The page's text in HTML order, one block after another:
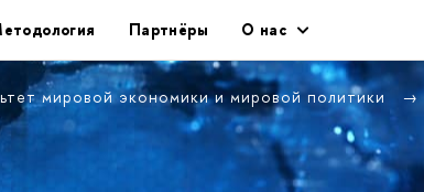
Партнёры О нас
мировой экономики и мировой политики